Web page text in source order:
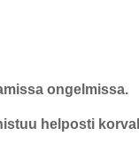
ongelmissa.
helposti